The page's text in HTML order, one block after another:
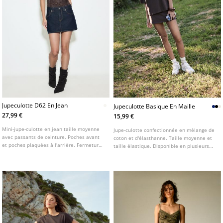
Jupeculotte D62 En Jean
27,99 €
Mini-jupe-culotte en jean taille moyenne
avec passants de ceinture. Poches avant
et poches plaquées à l'arrière. Fermeture
Jupeculotte Basique En Maille
15,99 €
Jupe-culotte confectionnée en mélange de
coton et d'élasthanne. Taille moyenne et
taille élastique. Disponible en plusieurs